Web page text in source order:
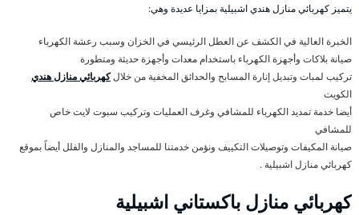
يتميز كهربائي منازل هندي اشبيلية بمزايا عديدة وهي:
الخبرة العالية في الكشف عن العطل الرئيسي في الخزان وسبب رعشة الكهرباء
صيانة بلاكات وأجهزة الكهرباء باستخدام معدات وأجهزة حديثة ومتطورة
تركيب لمبات وتبديل إنارة المسابح والحدائق المخفية من خلالكهربائي منازل هندي
الكويت
أيضا خدمة تمديد الكهرباء للمشافي وغرف العمليات وتركيب سبوت لايت خاص
للمشافي
صيانة المكيفات وتوصيلات التكييف ونؤمن خدمتنا للمساجد والمنازل والفلل أيضاً بموقع
كهربائي منازل اشبيلية .
كهربائي منازل باكستاني اشبيلية